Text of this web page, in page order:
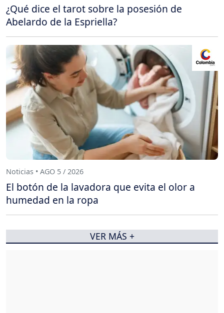
¿Qué dice el tarot sobre la posesión de
Abelardo de la Espriella?
Noticias • AGO 5 / 2026
El botón de la lavadora que evita el olor a
humedad en la ropa
VER MÁS +